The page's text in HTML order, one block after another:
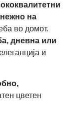
нежно на
во домот.
дневна или
и
цветен